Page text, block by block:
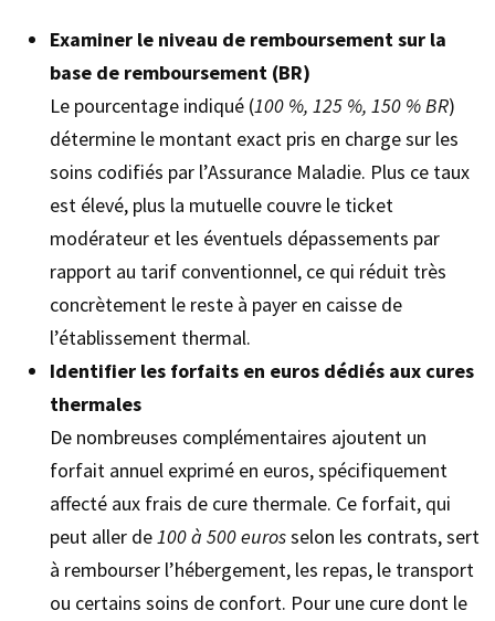
Examiner le niveau de remboursement sur la
base de remboursement (BR)
Le pourcentage indiqué (100 %, 125 %, 150 % BR)
détermine le montant exact pris en charge sur les
soins codifiés par l’Assurance Maladie. Plus ce taux
est élevé, plus la mutuelle couvre le ticket
modérateur et les éventuels dépassements par
rapport au tarif conventionnel, ce qui réduit très
concrètement le reste à payer en caisse de
l’établissement thermal.
Identifier les forfaits en euros dédiés aux cures
thermales
De nombreuses complémentaires ajoutent un
forfait annuel exprimé en euros, spécifiquement
affecté aux frais de cure thermale. Ce forfait, qui
peut aller de100 à 500 eurosselon les contrats, sert
à rembourser l’hébergement, les repas, le transport
ou certains soins de confort. Pour une cure dont le